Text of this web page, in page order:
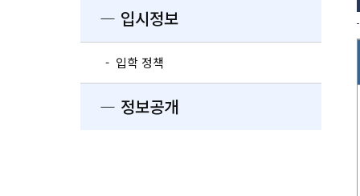
― 입시정보
- 입학 정책
― 정보공개